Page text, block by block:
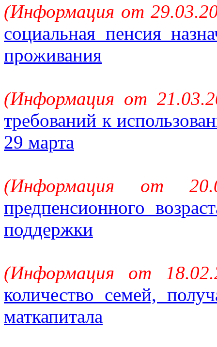
(Информация от
социальная пенсия
проживания
(Информация от
требований к
29 марта
(Информация от
предпенсионного
поддержки
(Информация от
количество семей,
маткапитала